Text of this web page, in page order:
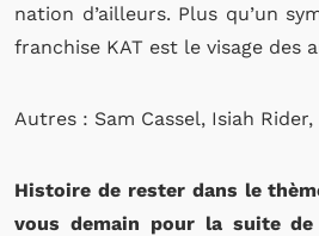
nation d’ailleurs. Plus qu’un
franchise KAT est le visage des
Autres : Sam Cassel, Isiah Rider,
Histoire de rester dans le
vous demain pour la suite